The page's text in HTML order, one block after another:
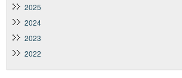
2025
2024
2023
2022